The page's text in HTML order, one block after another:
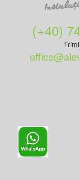
(+40)